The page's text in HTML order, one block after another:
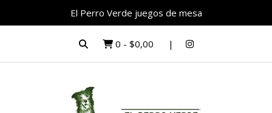
El Perro Verde juegos de mesa
0 - $0,00